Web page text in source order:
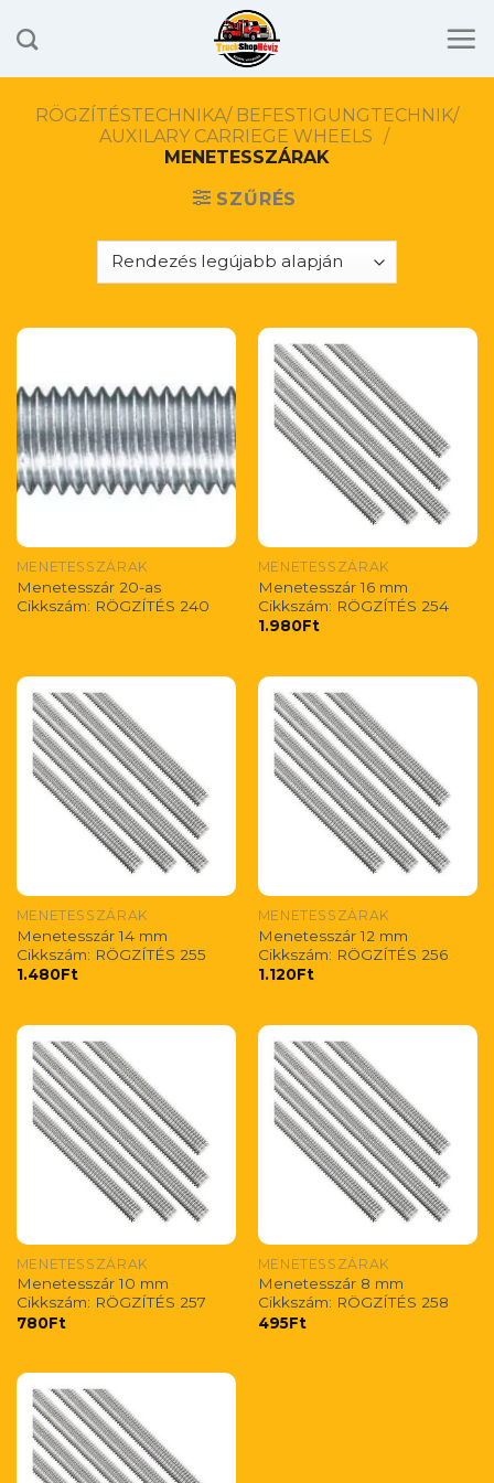
to
RÖGZÍTÉSTECHNIKA/ BEFESTIGUNGTECHNIK/
AUXILARY CARRIEGE WHEELS /
MENETESSZÁRAK
SZŰRÉS
MENETESSZÁRAK
Menetesszár 20-as
Cikkszám: RÖGZÍTÉS 240
MENETESSZÁRAK
Menetesszár 16 mm
Cikkszám: RÖGZÍTÉS 254
1.980Ft
MENETESSZÁRAK
Menetesszár 14 mm
Cikkszám: RÖGZÍTÉS 255
1.480Ft
MENETESSZÁRAK
Menetesszár 12 mm
Cikkszám: RÖGZÍTÉS 256
1.120Ft
MENETESSZÁRAK
Menetesszár 10 mm
Cikkszám: RÖGZÍTÉS 257
780Ft
MENETESSZÁRAK
Menetesszár 8 mm
Cikkszám: RÖGZÍTÉS 258
495Ft